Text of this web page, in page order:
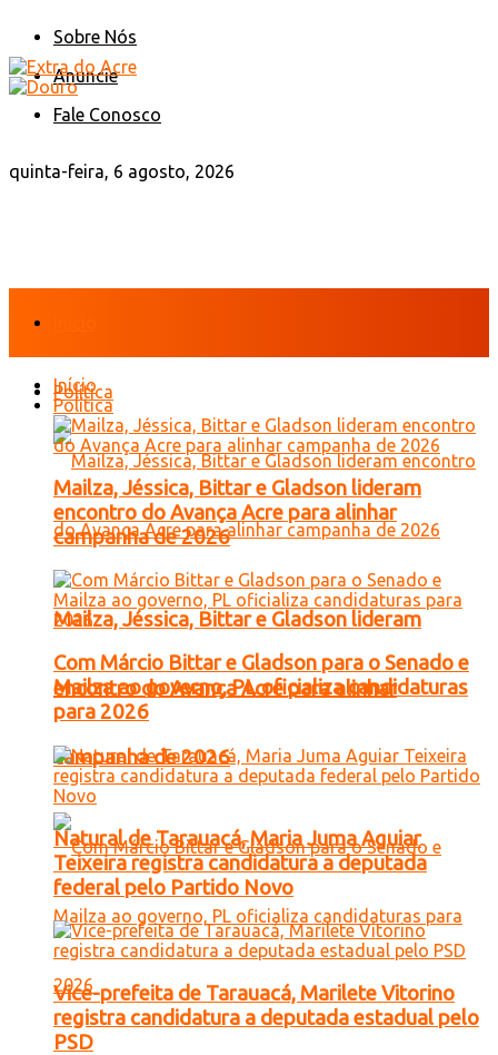
Sobre Nós
Anuncie
Fale Conosco
quinta-feira, 6 agosto, 2026
Política
Mailza, Jéssica, Bittar e Gladson lideram
encontro do Avança Acre para alinhar
campanha de 2026
Início
Política
Mailza, Jéssica, Bittar e Gladson lideram
encontro do Avança Acre para alinhar
campanha de 2026
Com Márcio Bittar e Gladson para o Senado e
Mailza ao governo, PL oficializa candidaturas
para 2026
Natural de Tarauacá, Maria Juma Aguiar
Teixeira registra candidatura a deputada
federal pelo Partido Novo
Vice-prefeita de Tarauacá, Marilete Vitorino
registra candidatura a deputada estadual pelo
PSD